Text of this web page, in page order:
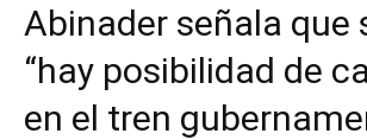
Abinader señala que
“hay posibilidad de
en el tren